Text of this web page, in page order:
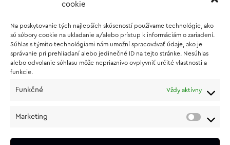
cookie
Na poskytovanie tých najlepších skúseností používame technológie, ako
sú súbory cookie na ukladanie a/alebo prístup k informáciám o zariadení.
Súhlas s týmito technológiami nám umožní spracovávať údaje, ako je
správanie pri prehliadaní alebo jedinečné ID na tejto stránke. Nesúhlas
alebo odvolanie súhlasu môže nepriaznivo ovplyvniť určité vlastnosti a
funkcie.
Funkčné Vždy aktívny
Marketing
Vernostný program
O NÁKUPE
Vrátenie a reklamácia tovaru